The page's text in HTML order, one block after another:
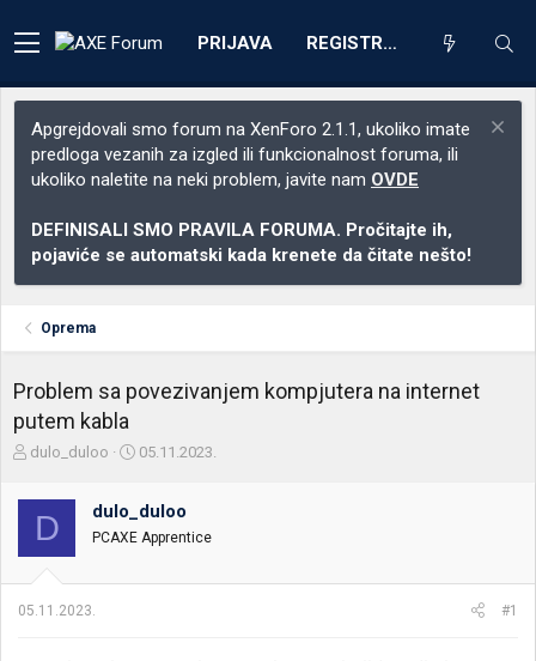
PRIJAVA REGISTRACIJA
Apgrejdovali smo forum na XenForo 2.1.1, ukoliko imate
predloga vezanih za izgled ili funkcionalnost foruma, ili
ukoliko naletite na neki problem, javite nam OVDE
DEFINISALI SMO PRAVILA FORUMA. Pročitajte ih,
pojaviće se automatski kada krenete da čitate nešto!
Oprema
Problem sa povezivanjem kompjutera na internet
putem kabla
Z
n
i
k
dulo_duloo
D
u
m
o
05.11.2023.
D dulo_duloo
PCAXE Apprentice
05.11.2023. #1